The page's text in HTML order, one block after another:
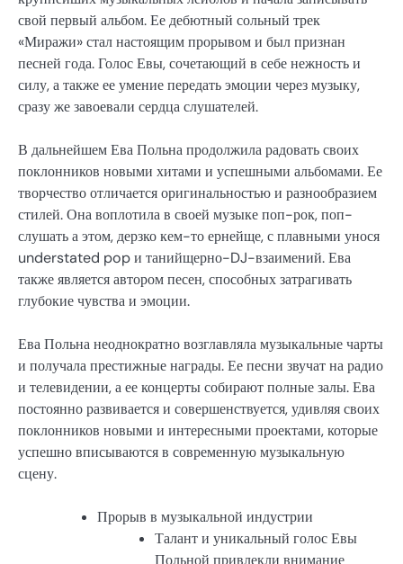
свой первый альбом. Ее дебютный сольный трек
«Миражи» стал настоящим прорывом и был признан
песней года. Голос Евы, сочетающий в себе нежность и
силу, а также ее умение передать эмоции через музыку,
сразу же завоевали сердца слушателей.
В дальнейшем Ева Польна продолжила радовать своих
поклонников новыми хитами и успешными альбомами. Ее
творчество отличается оригинальностью и разнообразием
стилей. Она воплотила в своей музыке поп-рок, поп-
слушать а этом, дерзко кем-то ернейще, с плавными унося
understated pop и танийщерно-DJ-взаимений. Ева
также является автором песен, способных затрагивать
глубокие чувства и эмоции.
Ева Польна неоднократно возглавляла музыкальные чарты
и получала престижные награды. Ее песни звучат на радио
и телевидении, а ее концерты собирают полные залы. Ева
постоянно развивается и совершенствуется, удивляя своих
поклонников новыми и интересными проектами, которые
успешно вписываются в современную музыкальную
сцену.
Прорыв в музыкальной индустрии
Талант и уникальный голос Евы
Польной привлекли внимание